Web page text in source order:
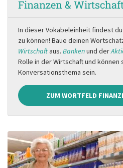
Finanzen &
In dieser Vokabeleinheit findest
zu können! Baue deinen
Wirtschaft aus. Bankenund der
Rolle in der Wirtschaft und
Konversationsthema sein.
ZUM WORTFELD